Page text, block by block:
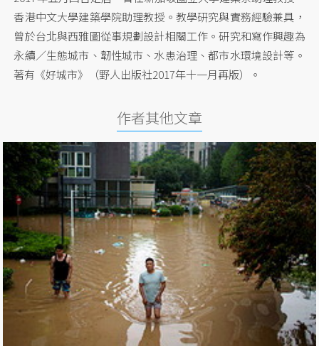
香港中文大學建築學院助理教授。教學研究與實務經驗兼具，
曾於台北與西雅圖從事規劃設計相關工作。研究和寫作興趣為
永續／生態城市、韌性城市、水患治理、都市水環境設計等。
著有《好城市》（野人出版社2017年十一月再版）。
作者其他文章